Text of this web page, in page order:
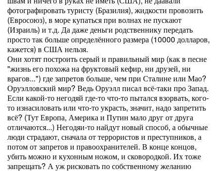
фотографировать туристу (Бразилия), жидкости провозить
(Евросоюз), в море купаться при волнах не пускают
(Израиль) и т.д. Да даже деньги родственнику передать
просто так больше определённого размера (10000 долларов,
кажется) в США нельзя.
Они хотят построить серый и правильный мир (как в песне
"жизнь его похожа на фруктовый кефир, ни друзей, ни
врагов...") где запретов больше, чем при Сталине или Мао?
Оруэлловский мир? Ведь Оруэлл писал всё-таки про Запад.
Если какой-то негодяй где-то что-то пытался взорвать, кого-
то изнасиловать или что-то украсть, значит, надо запретить
всё? (Тут Европа, Америка и Путин мало друг от друга
отличаются...) Негодяи-то найдут новый способ, а обычные
люди страдают, сначала от террористов и преступников, а
потом от запретов и правоохранителей. В конце концов,
убить можно и кухонным ножом, и сковородкой. Их тоже
запрещать? А уж рисковать по собственному желанию